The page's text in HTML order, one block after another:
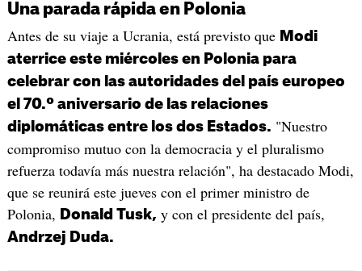
Una parada rápida en Polonia
Antes de su viaje a Ucrania, está previsto que Modi
aterrice este miércoles en Polonia para
celebrar con las autoridades del país europeo
el 70.º aniversario de las relaciones
diplomáticas entre los dos Estados. "Nuestro
compromiso mutuo con la democracia y el pluralismo
refuerza todavía más nuestra relación", ha destacado Modi,
que se reunirá este jueves con el primer ministro de
Polonia, Donald Tusk, y con el presidente del país,
Andrzej Duda.